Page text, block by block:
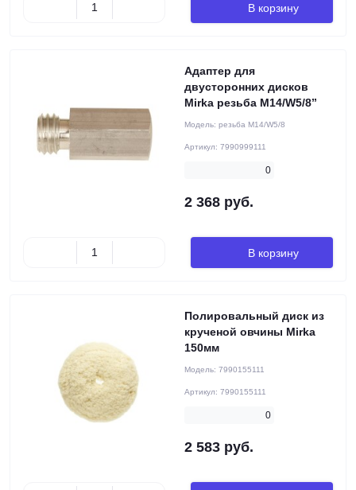
В корзину
Адаптер для
двусторонних дисков
Mirka резьба М14/W5/8’’
Модель: резьба М14/W5/8
Артикул: 7990999111
0
2 368 руб.
В корзину
Полировальный диск из
крученой овчины Mirka
150мм
Модель: 7990155111
Артикул: 7990155111
0
2 583 руб.